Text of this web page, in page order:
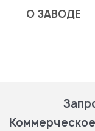
О ЗАВОДЕ